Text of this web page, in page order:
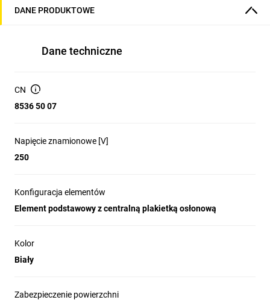
DANE PRODUKTOWE
Dane techniczne
CN
8536 50 07
Napięcie znamionowe [V]
250
Konfiguracja elementów
Element podstawowy z centralną plakietką osłonową
Kolor
Biały
Zabezpieczenie powierzchni